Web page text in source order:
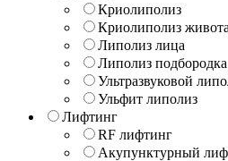
Криолиполиз
Криолиполиз живота
Липолиз лица
Липолиз подбородка
Ультразвуковой
Ульфит липолиз
Лифтинг
RF лифтинг
Акупунктурный